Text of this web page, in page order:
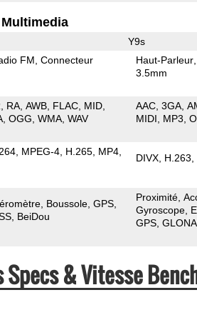
Multimedia
Y9s
FM Connecteur
Haut-Parleur
3.5mm
RA AWB FLAC MID
OGG WMA WAV
AAC 3GA
MIDI
MP3
MPEG-4 H.265 MP4
DIVX H.263
Boussole GPS
BeiDou
Proximité
Gyroscope
GPS
Specs & Vitesse